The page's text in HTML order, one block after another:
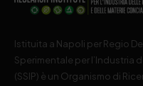
Istituita a Napoli per Regio
Sperimentale per l’Industria
(SSIP) è un Organismo di